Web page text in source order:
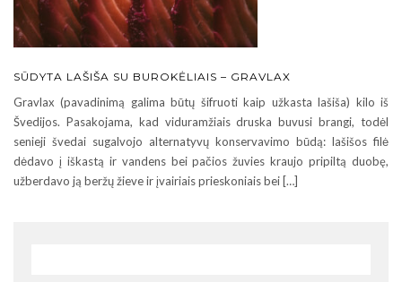
SŪDYTA LAŠIŠA SU BUROKĖLIAIS – GRAVLAX
Gravlax (pavadinimą galima būtų šifruoti kaip užkasta lašiša) kilo iš
Švedijos. Pasakojama, kad viduramžiais druska buvusi brangi, todėl
senieji švedai sugalvojo alternatyvų konservavimo būdą: lašišos filė
dėdavo į iškastą ir vandens bei pačios žuvies kraujo pripiltą duobę,
užberdavo ją beržų žieve ir įvairiais prieskoniais bei […]